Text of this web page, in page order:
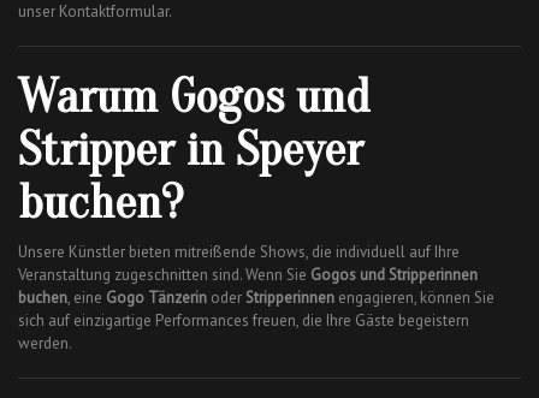
unser Kontaktformular.
Warum Gogos und
Stripper in Speyer
buchen?
Unsere Künstler bieten mitreißende Shows, die individuell auf Ihre
Veranstaltung zugeschnitten sind. Wenn Sie Gogos und Stripperinnen
buchen, eine Gogo Tänzerin oder Stripperinnen engagieren, können Sie
sich auf einzigartige Performances freuen, die Ihre Gäste begeistern
werden.